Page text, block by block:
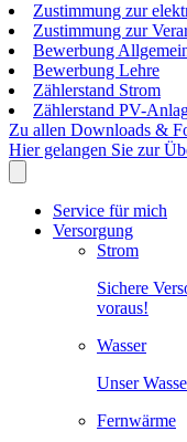
Zustimmung zur
Zustimmung zur
Bewerbung
Bewerbung Lehre
Zählerstand Strom
Zählerstand PV-
Zu allen Downloads &
Hier gelangen Sie zur
Service für mich
Versorgung
Strom
Sichere
voraus!
Wasser
Unser
Fernwärme